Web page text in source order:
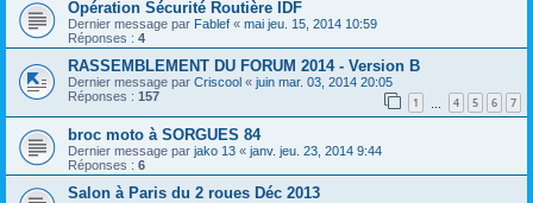
Opération Sécurité Routière IDF
Dernier message par Fablef « mai jeu. 15, 2014 10:59
Réponses : 4
RASSEMBLEMENT DU FORUM 2014 - Version B
Dernier message par Criscool « juin mar. 03, 2014 20:05
Réponses : 157 1 4 5 6 7
broc moto à SORGUES 84
Dernier message par jako 13 « janv. jeu. 23, 2014 9:44
Réponses : 6
Salon à Paris du 2 roues Déc 2013